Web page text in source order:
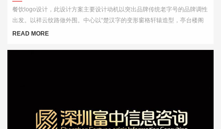
餐饮logo设计，此设计方案主要设计动机以突出品牌传统老字号的品牌调性
出发。以祥云纹路做外围。中心以“楚汉字的变形窗格轩辕造型，亭台楼阁
酒肆的视觉印象，链接企业的行业特征
READ MORE